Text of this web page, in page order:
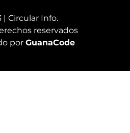
| Circular Info.
reservados
por GuanaCode